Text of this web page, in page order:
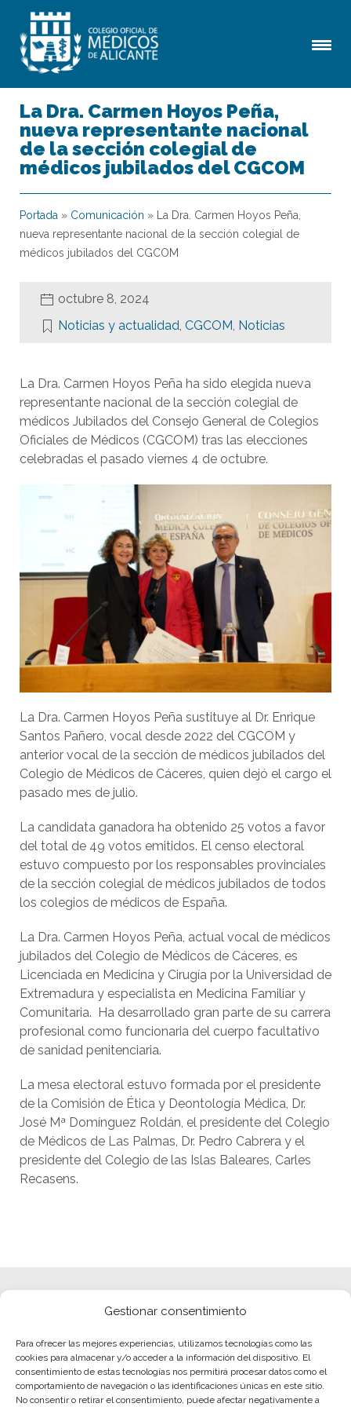
Gestionar consentimiento
Para ofrecer las mejores experiencias, utilizamos tecnologías como las
cookies para almacenar y/o acceder a la información del dispositivo. El
consentimiento de estas tecnologías nos permitirá procesar datos como el
comportamiento de navegación o las identificaciones únicas en este sitio.
No consentir o retirar el consentimiento, puede afectar negativamente a
La Dra. Carmen Hoyos Peña,
nueva representante nacional
de la sección colegial de
médicos jubilados del CGCOM
Portada » Comunicación »
La Dra. Carmen Hoyos Peña,
nueva representante nacional de la sección colegial de
médicos jubilados del CGCOM
octubre 8, 2024
Noticias y actualidad, CGCOM, Noticias
La Dra. Carmen Hoyos Peña ha sido elegida nueva
representante nacional de la sección colegial de
médicos Jubilados del Consejo General de Colegios
Oficiales de Médicos (CGCOM) tras las elecciones
celebradas el pasado viernes 4 de octubre.
La Dra. Carmen Hoyos Peña sustituye al Dr. Enrique
Santos Pañero, vocal desde 2022 del CGCOM y
anterior vocal de la sección de médicos jubilados del
Colegio de Médicos de Cáceres, quien dejó el cargo el
pasado mes de julio.
La candidata ganadora ha obtenido 25 votos a favor
del total de 49 votos emitidos. El censo electoral
estuvo compuesto por los responsables provinciales
de la sección colegial de médicos jubilados de todos
los colegios de médicos de España.
La Dra. Carmen Hoyos Peña, actual vocal de médicos
jubilados del Colegio de Médicos de Cáceres, es
Licenciada en Medicina y Cirugía por la Universidad de
Extremadura y especialista en Medicina Familiar y
Comunitaria. Ha desarrollado gran parte de su carrera
profesional como funcionaria del cuerpo facultativo
de sanidad penitenciaria.
La mesa electoral estuvo formada por el presidente
de la Comisión de Ética y Deontología Médica, Dr.
José Mª Domínguez Roldán, el presidente del Colegio
de Médicos de Las Palmas, Dr. Pedro Cabrera y el
presidente del Colegio de las Islas Baleares, Carles
Recasens.